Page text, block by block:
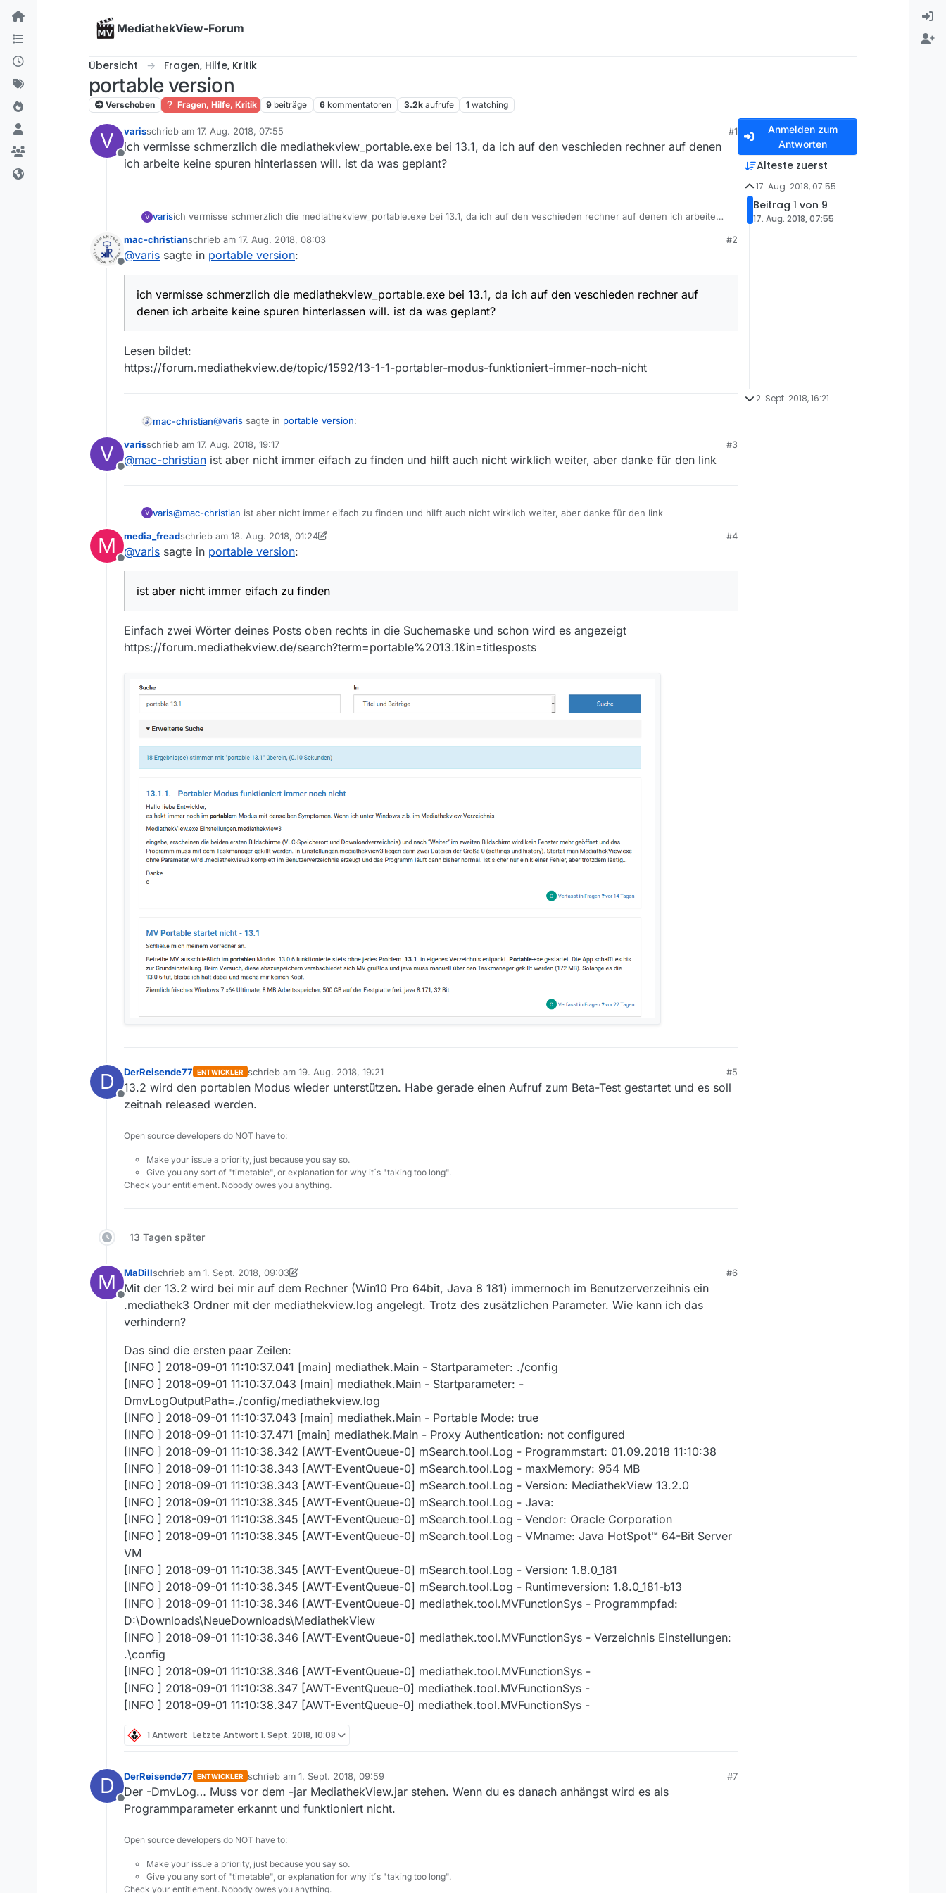
Skip to content
MediathekView-Forum
Übersicht Fragen, Hilfe, Kritik
portable version
Verschoben Fragen, Hilfe, Kritik 9 beiträge 6 kommentatoren 3.2k aufrufe 1 watching
V
Offline
varisschrieb am 17. Aug. 2018, 07:55
zuletzt editiert von
#1
ich vermisse schmerzlich die mediathekview_portable.exe bei 13.1, da ich auf den veschieden rechner auf denen
ich arbeite keine spuren hinterlassen will. ist da was geplant?
V varisich vermisse schmerzlich die mediathekview_portable.exe bei 13.1, da ich auf den veschieden rechner auf denen ich arbeite
Offline
mac-christianschrieb am 17. Aug. 2018, 08:03
zuletzt editiert von
#2
@varis sagte in portable version:
ich vermisse schmerzlich die mediathekview_portable.exe bei 13.1, da ich auf den veschieden rechner auf
denen ich arbeite keine spuren hinterlassen will. ist da was geplant?
Lesen bildet:
https://forum.mediathekview.de/topic/1592/13-1-1-portabler-modus-funktioniert-immer-noch-nicht
mac-christian@varis sagte in portable version:
ich vermisse schmerzlich die mediathekview_portable.exe bei 13.1, da ich auf den veschieden rechner auf denen
V
Offline
varisschrieb am 17. Aug. 2018, 19:17
zuletzt editiert von
#3
@mac-christian ist aber nicht immer eifach zu finden und hilft auch nicht wirklich weiter, aber danke für den link
V varis@mac-christian ist aber nicht immer eifach zu finden und hilft auch nicht wirklich weiter, aber danke für den link
M
Offline
media_freadschrieb am 18. Aug. 2018, 01:24
zuletzt editiert von media_fread
#4
@varis sagte in portable version:
ist aber nicht immer eifach zu finden
Einfach zwei Wörter deines Posts oben rechts in die Suchemaske und schon wird es angezeigt
https://forum.mediathekview.de/search?term=portable%2013.1&in=titlesposts
D
Offline
DerReisende77 ENTWICKLER schrieb am 19. Aug. 2018, 19:21
zuletzt editiert von
#5
13.2 wird den portablen Modus wieder unterstützen. Habe gerade einen Aufruf zum Beta-Test gestartet und es soll
zeitnah released werden.
Open source developers do NOT have to:
Make your issue a priority, just because you say so.
Give you any sort of "timetable", or explanation for why it´s "taking too long".
Check your entitlement. Nobody owes you anything.
13 Tagen später
M
Offline
MaDillschrieb am 1. Sept. 2018, 09:03
zuletzt editiert von MaDill 9. Jan. 2018, 11:12
#6
Mit der 13.2 wird bei mir auf dem Rechner (Win10 Pro 64bit, Java 8 181) immernoch im Benutzerverzeihnis ein
.mediathek3 Ordner mit der mediathekview.log angelegt. Trotz des zusätzlichen Parameter. Wie kann ich das
verhindern?
Das sind die ersten paar Zeilen:
[INFO ] 2018-09-01 11:10:37.041 [main] mediathek.Main - Startparameter: ./config
[INFO ] 2018-09-01 11:10:37.043 [main] mediathek.Main - Startparameter: -
DmvLogOutputPath=./config/mediathekview.log
[INFO ] 2018-09-01 11:10:37.043 [main] mediathek.Main - Portable Mode: true
[INFO ] 2018-09-01 11:10:37.471 [main] mediathek.Main - Proxy Authentication: not configured
[INFO ] 2018-09-01 11:10:38.342 [AWT-EventQueue-0] mSearch.tool.Log - Programmstart: 01.09.2018 11:10:38
[INFO ] 2018-09-01 11:10:38.343 [AWT-EventQueue-0] mSearch.tool.Log - maxMemory: 954 MB
[INFO ] 2018-09-01 11:10:38.343 [AWT-EventQueue-0] mSearch.tool.Log - Version: MediathekView 13.2.0
[INFO ] 2018-09-01 11:10:38.345 [AWT-EventQueue-0] mSearch.tool.Log - Java:
[INFO ] 2018-09-01 11:10:38.345 [AWT-EventQueue-0] mSearch.tool.Log - Vendor: Oracle Corporation
[INFO ] 2018-09-01 11:10:38.345 [AWT-EventQueue-0] mSearch.tool.Log - VMname: Java HotSpot™ 64-Bit Server
VM
[INFO ] 2018-09-01 11:10:38.345 [AWT-EventQueue-0] mSearch.tool.Log - Version: 1.8.0_181
[INFO ] 2018-09-01 11:10:38.345 [AWT-EventQueue-0] mSearch.tool.Log - Runtimeversion: 1.8.0_181-b13
[INFO ] 2018-09-01 11:10:38.346 [AWT-EventQueue-0] mediathek.tool.MVFunctionSys - Programmpfad:
D:\Downloads\NeueDownloads\MediathekView
[INFO ] 2018-09-01 11:10:38.346 [AWT-EventQueue-0] mediathek.tool.MVFunctionSys - Verzeichnis Einstellungen:
.\config
[INFO ] 2018-09-01 11:10:38.346 [AWT-EventQueue-0] mediathek.tool.MVFunctionSys -
[INFO ] 2018-09-01 11:10:38.347 [AWT-EventQueue-0] mediathek.tool.MVFunctionSys -
[INFO ] 2018-09-01 11:10:38.347 [AWT-EventQueue-0] mediathek.tool.MVFunctionSys -
1 Antwort Letzte Antwort 1. Sept. 2018, 10:08
D
Offline
DerReisende77 ENTWICKLER schrieb am 1. Sept. 2018, 09:59
zuletzt editiert von
#7
Der -DmvLog… Muss vor dem -jar MediathekView.jar stehen. Wenn du es danach anhängst wird es als
Programmparameter erkannt und funktioniert nicht.
Open source developers do NOT have to:
Make your issue a priority, just because you say so.
Give you any sort of "timetable", or explanation for why it´s "taking too long".
Check your entitlement. Nobody owes you anything.
Anmelden zum
Antworten
Älteste zuerst
17. Aug. 2018, 07:55
Beitrag 1 von 9
17. Aug. 2018, 07:55
2. Sept. 2018, 16:21